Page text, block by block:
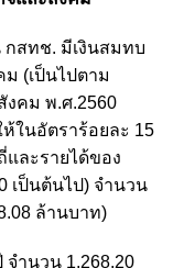
กสทช. มีเงินสมทบ
(เป็นไปตาม
งคม พ.ศ.2560
ในอัตราร้อยละ 15
และรายได้ของ
เป็นต้นไป) จำนวน
ล้านบาท)
ำนวน 1,268.20